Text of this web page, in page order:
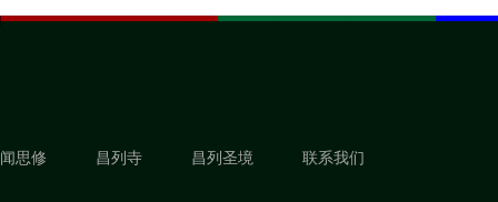
闻思修 昌列寺 昌列圣境 联系我们